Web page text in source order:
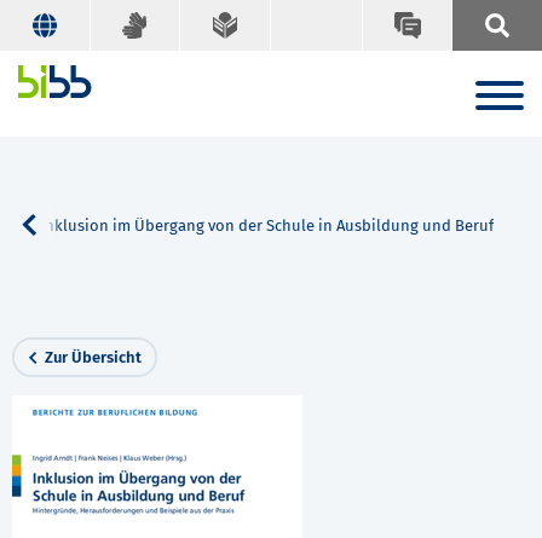
Inklusion im Übergang von der Schule in Ausbildung und Beruf
Zur Übersicht